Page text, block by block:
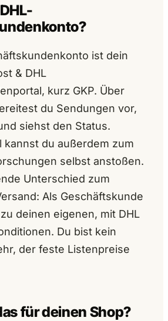
ist dein
& DHL
kurz GKP. Über
du Sendungen vor,
siehst den Status.
kannst du außerdem zum
selbst anstoßen.
Unterschied zum
Als Geschäftskunde
deinen eigenen, mit DHL
Du bist kein
der feste Listenpreise
für deinen Shop?